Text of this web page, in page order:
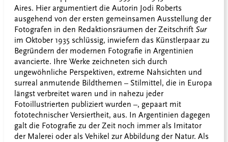
Aires. Hier argumentiert die Autorin Jodi Roberts
ausgehend von der ersten gemeinsamen Ausstellung der
Fotografen in den Redaktionsräumen der Zeitschrift Sur
im Oktober 1935 schlüssig, inwiefern das Künstlerpaar zu
Begründern der modernen Fotografie in Argentinien
avancierte. Ihre Werke zeichneten sich durch
ungewöhnliche Perspektiven, extreme Nahsichten und
surreal anmutende Bildthemen – Stilmittel, die in Europa
längst verbreitet waren und in nahezu jeder
Fotoillustrierten publiziert wurden –, gepaart mit
fototechnischer Versiertheit, aus. In Argentinien dagegen
galt die Fotografie zu der Zeit noch immer als Imitator
der Malerei oder als Vehikel zur Abbildung der Natur. Als